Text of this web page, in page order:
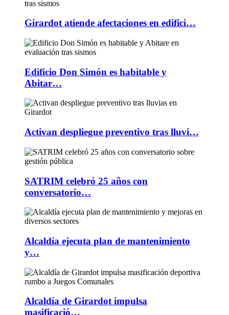
Girardot atiende afectaciones en edifici…
Edificio Don Simón es habitable y
Abitar…
Activan despliegue preventivo tras lluvi…
SATRIM celebró 25 años con
conversatorio…
Alcaldía ejecuta plan de mantenimiento
y…
Alcaldía de Girardot impulsa
masificació…